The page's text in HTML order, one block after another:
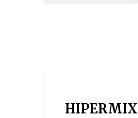
HIPERMIX